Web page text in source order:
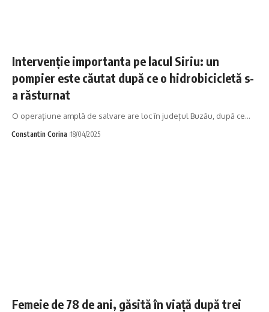
Intervenție importanta pe lacul Siriu: un
pompier este căutat după ce o hidrobicicletă s-
a răsturnat
O operațiune amplă de salvare are loc în județul Buzău, după ce…
Constantin Corina 18/04/2025
Femeie de 78 de ani, găsită în viață după trei